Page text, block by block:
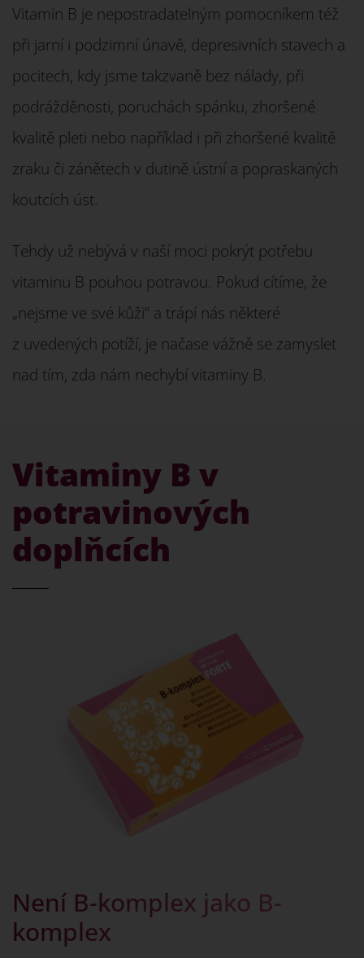
Vitamin B je nepostradatelným pomocníkem též
při jarní i podzimní únavě, depresivních stavech a
pocitech, kdy jsme takzvaně bez nálady, při
podrážděnosti, poruchách spánku, zhoršené
kvalitě pleti nebo například i při zhoršené kvalitě
zraku či zánětech v dutině ústní a popraskaných
koutcích úst.
Tehdy už nebývá v naší moci pokrýt potřebu
vitaminu B pouhou potravou. Pokud cítíme, že
„nejsme ve své kůži“ a trápí nás některé
z uvedených potíží, je načase vážně se zamyslet
nad tím, zda nám nechybí vitaminy B.
Vitaminy B v
potravinových
doplňcích
Není B-komplex jako B-
komplex